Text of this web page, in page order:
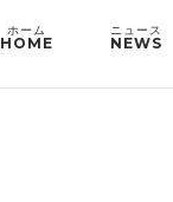
HOME NEWS